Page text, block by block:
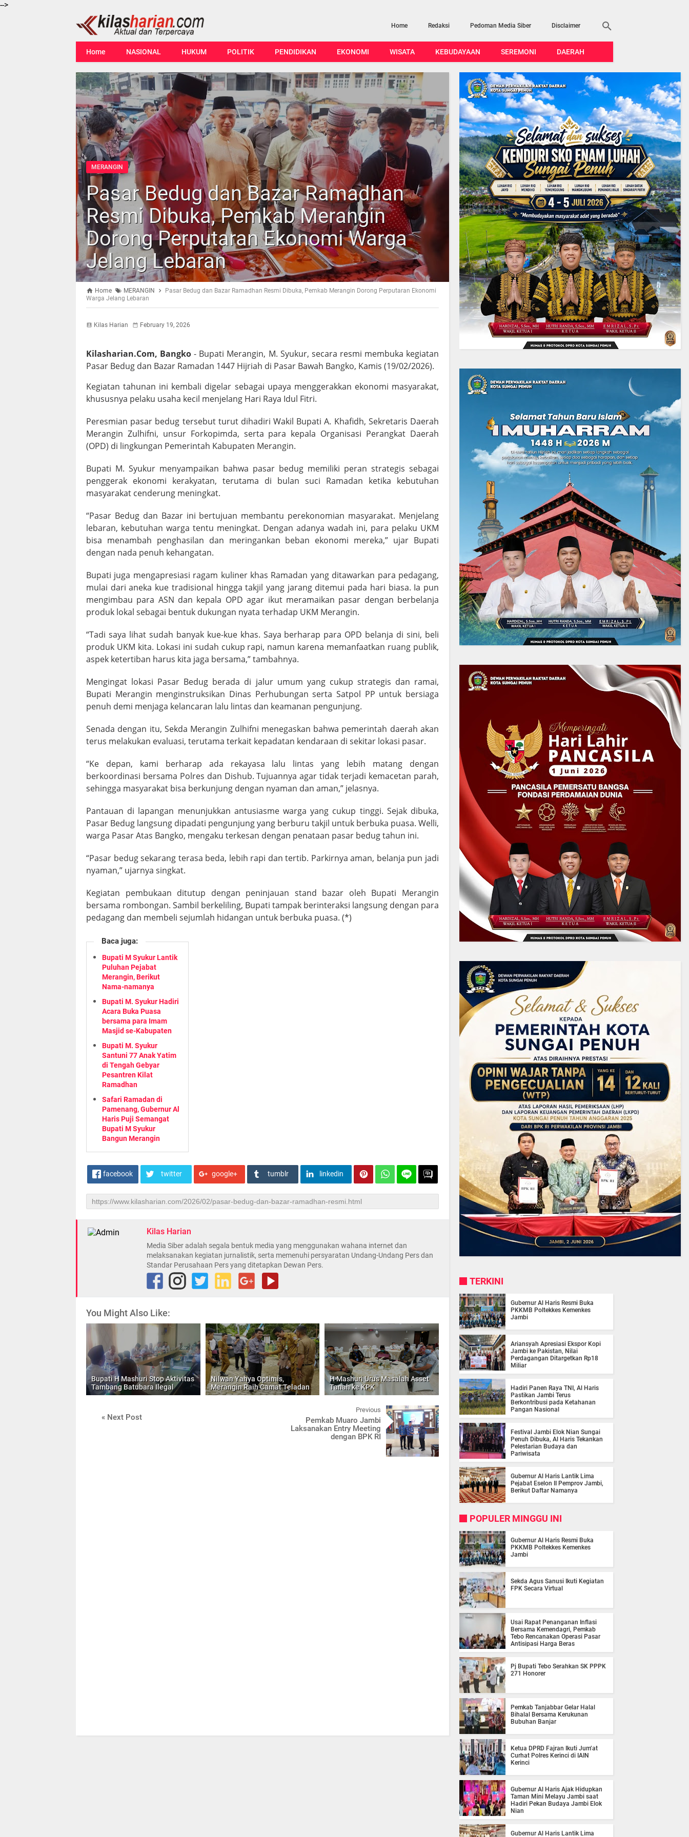
-->
Home Redaksi Pedoman Media Siber Disclaimer
Home NASIONAL HUKUM POLITIK PENDIDIKAN EKONOMI WISATA KEBUDAYAAN SEREMONI DAERAH
MERANGIN
Pasar Bedug dan Bazar Ramadhan
Resmi Dibuka, Pemkab Merangin
Dorong Perputaran Ekonomi Warga
Jelang Lebaran
Home MERANGIN
Pasar Bedug dan Bazar Ramadhan Resmi Dibuka, Pemkab Merangin Dorong Perputaran Ekonomi
Warga Jelang Lebaran
Kilas Harian February 19, 2026
Kilasharian.Com, Bangko - Bupati Merangin, M. Syukur, secara resmi membuka kegiatan
Pasar Bedug dan Bazar Ramadan 1447 Hijriah di Pasar Bawah Bangko, Kamis (19/02/2026).
Kegiatan tahunan ini kembali digelar sebagai upaya menggerakkan ekonomi masyarakat,
khususnya pelaku usaha kecil menjelang Hari Raya Idul Fitri.
Peresmian pasar bedug tersebut turut dihadiri Wakil Bupati A. Khafidh, Sekretaris Daerah
Merangin Zulhifni, unsur Forkopimda, serta para kepala Organisasi Perangkat Daerah
(OPD) di lingkungan Pemerintah Kabupaten Merangin.
Bupati M. Syukur menyampaikan bahwa pasar bedug memiliki peran strategis sebagai
penggerak ekonomi kerakyatan, terutama di bulan suci Ramadan ketika kebutuhan
masyarakat cenderung meningkat.
“Pasar Bedug dan Bazar ini bertujuan membantu perekonomian masyarakat. Menjelang
lebaran, kebutuhan warga tentu meningkat. Dengan adanya wadah ini, para pelaku UKM
bisa menambah penghasilan dan meringankan beban ekonomi mereka,” ujar Bupati
dengan nada penuh kehangatan.
Bupati juga mengapresiasi ragam kuliner khas Ramadan yang ditawarkan para pedagang,
mulai dari aneka kue tradisional hingga takjil yang jarang ditemui pada hari biasa. Ia pun
mengimbau para ASN dan kepala OPD agar ikut meramaikan pasar dengan berbelanja
produk lokal sebagai bentuk dukungan nyata terhadap UKM Merangin.
“Tadi saya lihat sudah banyak kue-kue khas. Saya berharap para OPD belanja di sini, beli
produk UKM kita. Lokasi ini sudah cukup rapi, namun karena memanfaatkan ruang publik,
aspek ketertiban harus kita jaga bersama,” tambahnya.
Mengingat lokasi Pasar Bedug berada di jalur umum yang cukup strategis dan ramai,
Bupati Merangin menginstruksikan Dinas Perhubungan serta Satpol PP untuk bersiaga
penuh demi menjaga kelancaran lalu lintas dan keamanan pengunjung.
Senada dengan itu, Sekda Merangin Zulhifni menegaskan bahwa pemerintah daerah akan
terus melakukan evaluasi, terutama terkait kepadatan kendaraan di sekitar lokasi pasar.
“Ke depan, kami berharap ada rekayasa lalu lintas yang lebih matang dengan
berkoordinasi bersama Polres dan Dishub. Tujuannya agar tidak terjadi kemacetan parah,
sehingga masyarakat bisa berkunjung dengan nyaman dan aman,” jelasnya.
Pantauan di lapangan menunjukkan antusiasme warga yang cukup tinggi. Sejak dibuka,
Pasar Bedug langsung dipadati pengunjung yang berburu takjil untuk berbuka puasa. Welli,
warga Pasar Atas Bangko, mengaku terkesan dengan penataan pasar bedug tahun ini.
“Pasar bedug sekarang terasa beda, lebih rapi dan tertib. Parkirnya aman, belanja pun jadi
nyaman,” ujarnya singkat.
Kegiatan pembukaan ditutup dengan peninjauan stand bazar oleh Bupati Merangin
bersama rombongan. Sambil berkeliling, Bupati tampak berinteraksi langsung dengan para
pedagang dan membeli sejumlah hidangan untuk berbuka puasa. (*)
Baca juga:
Bupati M Syukur Lantik
Puluhan Pejabat
Merangin, Berikut
Nama-namanya
Bupati M. Syukur Hadiri
Acara Buka Puasa
bersama para Imam
Masjid se-Kabupaten
Bupati M. Syukur
Santuni 77 Anak Yatim
di Tengah Gebyar
Pesantren Kilat
Ramadhan
Safari Ramadan di
Pamenang, Gubernur Al
Haris Puji Semangat
Bupati M Syukur
Bangun Merangin
facebook twitter google+ tumblr linkedin
Kilas Harian
Media Siber adalah segala bentuk media yang menggunakan wahana internet dan
melaksanakan kegiatan jurnalistik, serta memenuhi persyaratan Undang-Undang Pers dan
Standar Perusahaan Pers yang ditetapkan Dewan Pers.
You Might Also Like:
Bupati H Mashuri Stop Aktivitas
Tambang Batubara Ilegal
Nilwan Yahya Optimis,
Merangin Raih Camat Teladan
H Mashuri Urus Masalah Asset
Tanah ke KPK
« Next Post
Previous
Pemkab Muaro Jambi
Laksanakan Entry Meeting
dengan BPK RI
TERKINI
Gubernur Al Haris Resmi Buka
PKKMB Poltekkes Kemenkes
Jambi
Ariansyah Apresiasi Ekspor Kopi
Jambi ke Pakistan, Nilai
Perdagangan Ditargetkan Rp18
Miliar
Hadiri Panen Raya TNI, Al Haris
Pastikan Jambi Terus
Berkontribusi pada Ketahanan
Pangan Nasional
Festival Jambi Elok Nian Sungai
Penuh Dibuka, Al Haris Tekankan
Pelestarian Budaya dan
Pariwisata
Gubernur Al Haris Lantik Lima
Pejabat Eselon II Pemprov Jambi,
Berikut Daftar Namanya
POPULER MINGGU INI
Gubernur Al Haris Resmi Buka
PKKMB Poltekkes Kemenkes
Jambi
Sekda Agus Sanusi Ikuti Kegiatan
FPK Secara Virtual
Usai Rapat Penanganan Inflasi
Bersama Kemendagri, Pemkab
Tebo Rencanakan Operasi Pasar
Antisipasi Harga Beras
Pj Bupati Tebo Serahkan SK PPPK
271 Honorer
Pemkab Tanjabbar Gelar Halal
Bihalal Bersama Kerukunan
Bubuhan Banjar
Ketua DPRD Fajran Ikuti Jum’at
Curhat Polres Kerinci di IAIN
Kerinci
Gubernur Al Haris Ajak Hidupkan
Taman Mini Melayu Jambi saat
Hadiri Pekan Budaya Jambi Elok
Nian
Gubernur Al Haris Lantik Lima